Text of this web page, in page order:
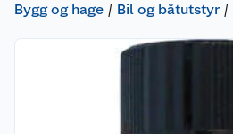
Bygg og hage Bil og båtutstyr